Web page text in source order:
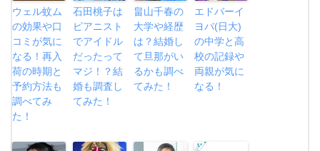
ウェル蚊ム
の効果や口
コミが気に
なる！再入
荷の時期と
予約方法も
調べてみ
た！
石田桃子は
ピアニスト
でアイドル
だったって
マジ！？結
婚も調査し
てみた！
畠山千春の
大学や経歴
は？結婚し
て旦那がい
るかも調べ
てみた！
エドバーイ
ヨバ(日大)
の中学と高
校の記録や
両親が気に
なる！